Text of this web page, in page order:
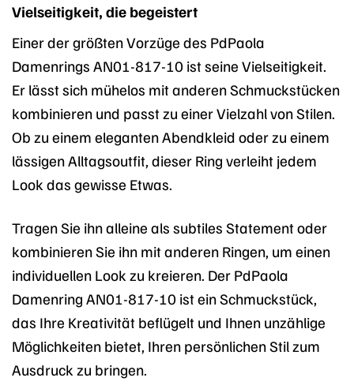
Vielseitigkeit, die begeistert
Einer der größten Vorzüge des PdPaola
Damenrings AN01-817-10 ist seine Vielseitigkeit.
Er lässt sich mühelos mit anderen Schmuckstücken
kombinieren und passt zu einer Vielzahl von Stilen.
Ob zu einem eleganten Abendkleid oder zu einem
lässigen Alltagsoutfit, dieser Ring verleiht jedem
Look das gewisse Etwas.
Tragen Sie ihn alleine als subtiles Statement oder
kombinieren Sie ihn mit anderen Ringen, um einen
individuellen Look zu kreieren. Der PdPaola
Damenring AN01-817-10 ist ein Schmuckstück,
das Ihre Kreativität beflügelt und Ihnen unzählige
Möglichkeiten bietet, Ihren persönlichen Stil zum
Ausdruck zu bringen.